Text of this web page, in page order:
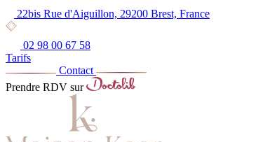
22bis Rue d'Aiguillon, 29200 Brest, France
02 98 00 67 58
Tarifs
Contact
Prendre RDV sur